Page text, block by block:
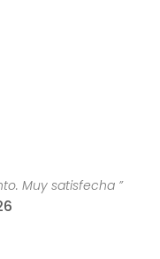
Muy satisfecha ”